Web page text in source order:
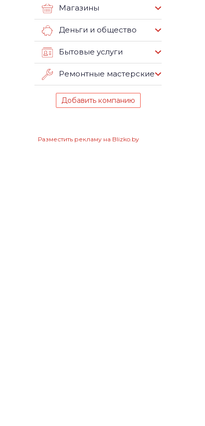
Магазины
Деньги и общество
Бытовые услуги
Ремонтные мастерские
Добавить компанию
Разместить рекламу на Blizko.by